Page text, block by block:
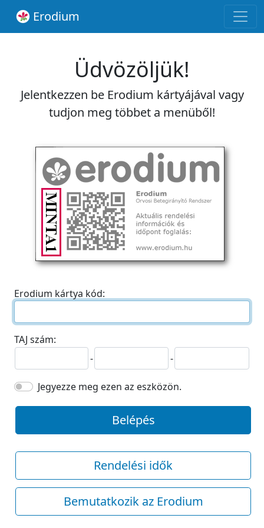
Erodium
Üdvözöljük!
Jelentkezzen be Erodium kártyájával vagy
tudjon meg többet a menüből!
Erodium kártya kód:
TAJ szám:
-
-
Jegyezze meg ezen az eszközön.
Belépés
Rendelési idők
Bemutatkozik az Erodium